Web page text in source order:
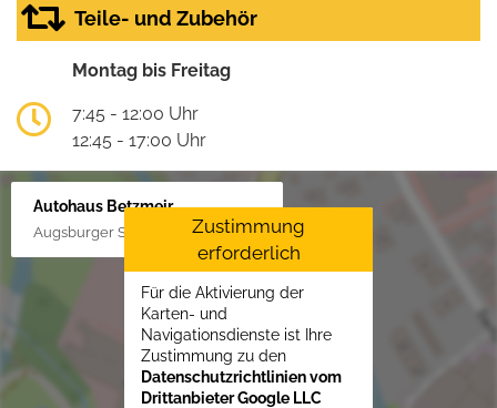
Teile- und Zubehör
Montag bis Freitag
7:45 - 12:00 Uhr
12:45 - 17:00 Uhr
Autohaus Betzmeir
Augsburger Str. 33, 86551 Aichach
Zustimmung
erforderlich
Für die Aktivierung der
Karten- und
Navigationsdienste ist Ihre
Zustimmung zu den
Datenschutzrichtlinien vom
Drittanbieter Google LLC